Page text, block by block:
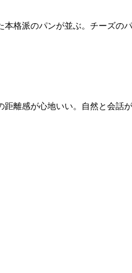
格派のパンが並ぶ。チーズの
離感が心地いい。自然と会話